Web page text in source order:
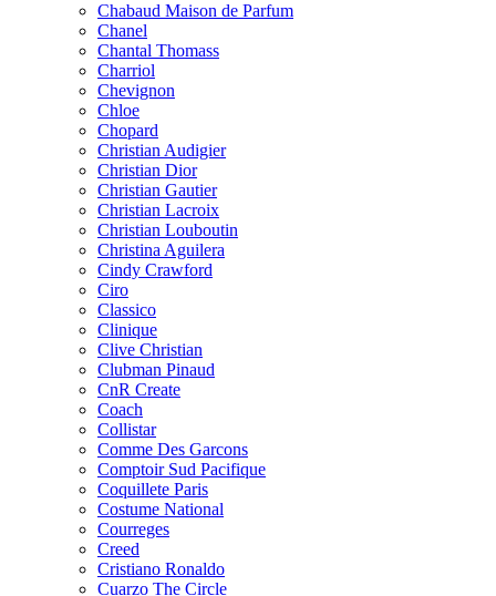
Chabaud Maison de Parfum
Chanel
Chantal Thomass
Charriol
Chevignon
Chloe
Chopard
Christian Audigier
Christian Dior
Christian Gautier
Christian Lacroix
Christian Louboutin
Christina Aguilera
Cindy Crawford
Ciro
Classico
Clinique
Clive Christian
Clubman Pinaud
CnR Create
Coach
Collistar
Comme Des Garcons
Comptoir Sud Pacifique
Coquillete Paris
Costume National
Courreges
Creed
Cristiano Ronaldo
Cuarzo The Circle